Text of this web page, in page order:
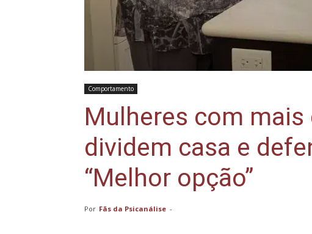
Comportamento
Mulheres com mais
dividem casa e
“Melhor opção”
Por Fãs da Psicanálise -